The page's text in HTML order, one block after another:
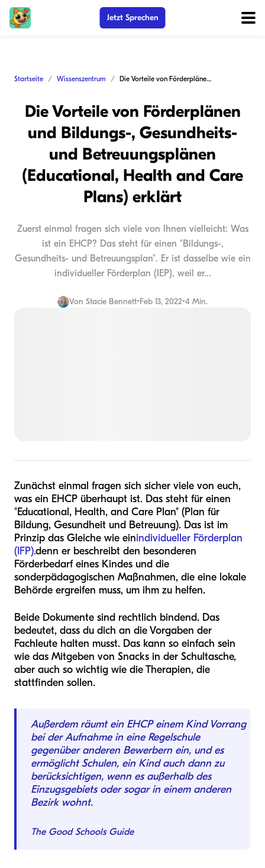
Jetzt Sprechen
Startseite Wissenszentrum Die Vorteile von Förderplänen und Bildungs-, Gesundheits- und Betreuungsplänen (Educational, Health and Care Plans) erklärt
Die Vorteile von Förderplänen
und Bildungs-, Gesundheits-
und Betreuungsplänen
(Educational, Health and Care
Plans) erklärt
Zuerst einmal fragen sich viele von Ihnen vielleicht: Was
ist ein EHCP? Das steht für einen "Bildungs-,
Gesundheits- und Betreuungsplan". Er ist dasselbe wie ein
individueller Förderplan (IEP), weil er...
Von Stacie Bennett•Feb 13, 2022•4 Min.
Zunächst einmal fragen sich sicher viele von euch,
was ein EHCP überhaupt ist. Das steht für einen
"Educational, Health, and Care Plan" (Plan für
Bildung, Gesundheit und Betreuung). Das ist im
Prinzip das Gleiche wie einindividueller Förderplan
(IFP).denn er beschreibt den besonderen
Förderbedarf eines Kindes und die
sonderpädagogischen Maßnahmen, die eine lokale
Behörde ergreifen muss, um ihm zu helfen.
Beide Dokumente sind rechtlich bindend. Das
bedeutet, dass du dich an die Vorgaben der
Fachleute halten musst. Das kann so einfach sein
wie das Mitgeben von Snacks in der Schultasche,
aber auch so wichtig wie die Therapien, die
stattfinden sollen.
Außerdem räumt ein EHCP einem Kind Vorrang
bei der Aufnahme in eine Regelschule
gegenüber anderen Bewerbern ein, und es
ermöglicht Schulen, ein Kind auch dann zu
berücksichtigen, wenn es außerhalb des
Einzugsgebiets oder sogar in einem anderen
Bezirk wohnt.
The Good Schools Guide